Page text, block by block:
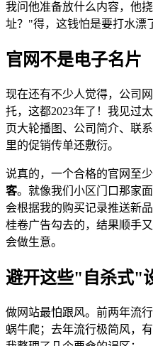
我问他准备放什么内容，他
址？"得，这钱怕是要打水漂
官网不是电子名片
现在还有不少人觉得，公司
托，这都2023年了！我见过
页大轮播图、公司简介、联
里的促销传单还敷衍。
说真的，一个合格的官网至少
客。就像我们小区门口那家
会根据我的购买记录推送新
桂卷广告勾去的，结果顺手
会做生意。
避开这些"自杀式"
做网站最怕跟风。前两年流
蜗牛爬；去年流行极简风，